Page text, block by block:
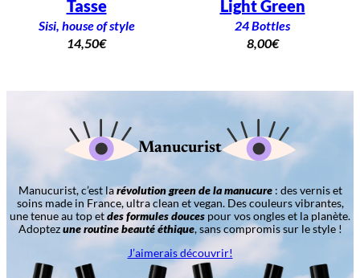
Tasse
Sisi, house of style
14,50€
Light Green
24 Bottles
8,00€
Manucurist
Manucurist, c’est larévolution green de la manucure: des vernis et
soins made in France, ultra clean et vegan. Des couleurs vibrantes,
une tenue au top etdes formules douces pour vos ongles et la planète.
Adoptezune routine beauté éthique, sans compromis sur le style !
J’aimerais découvrir!